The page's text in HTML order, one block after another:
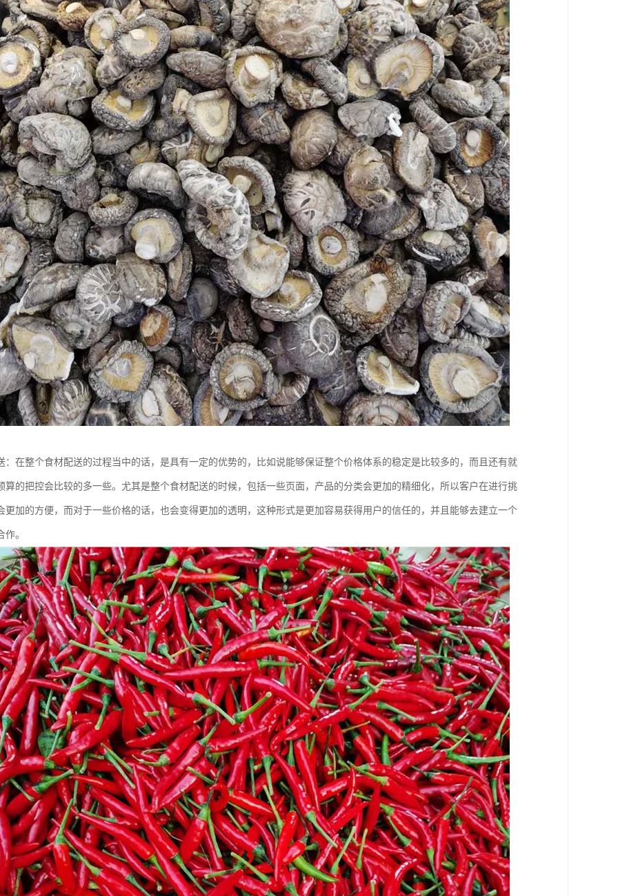
：在整个食材配送的过程当中的话，是具有一定的优势的，比如说能够保证整个价格体系的稳定是比较多的，而且还有就
算的把控会比较的多一些。尤其是整个食材配送的时候，包括一些页面，产品的分类会更加的精细化，所以客户在进行挑
更加的方便，而对于一些价格的话，也会变得更加的透明，这种形式是更加容易获得用户的信任的，并且能够去建立一个
作。